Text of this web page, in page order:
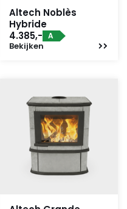
Altech Noblès
Hybride
4.385,- A
Bekijken